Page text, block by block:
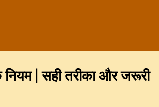
| सही तरीका और जरूरी